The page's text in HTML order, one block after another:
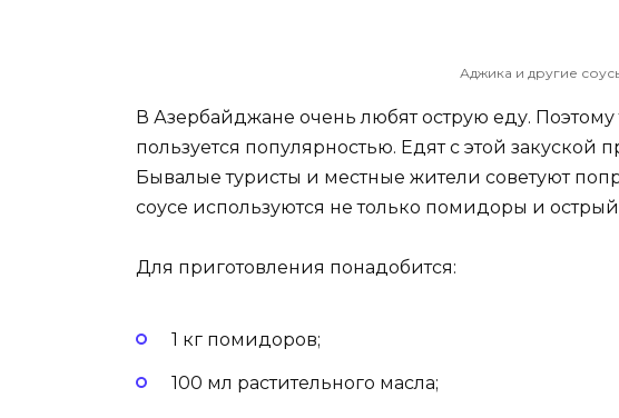
Аджика и другие
В Азербайджане очень любят острую еду. Поэтому
пользуется популярностью. Едят с этой закуской
Бывалые туристы и местные жители советуют
соусе используются не только помидоры и
Для приготовления понадобится:
1 кг помидоров;
100 мл растительного масла;